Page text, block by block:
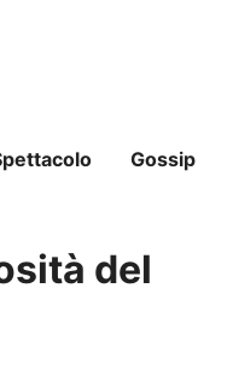
Gossip
del